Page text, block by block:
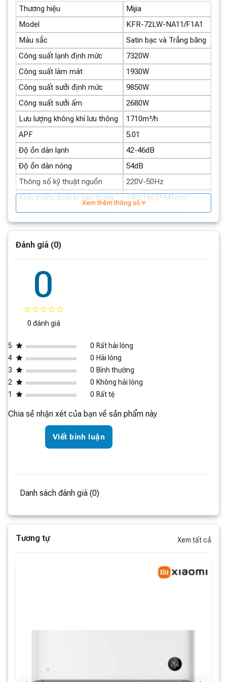
Gần đây, Điều Hòa Cây Xiaomi Mijia Pro KFR-72LW -
NA11/F1A1 3HP 27000BTU Model 2025 có thiết kế
đường nét ba chiều mượt mà, kết cấu kim loại bóng và
mặt kính có hình thức rất đẹp và được nâng cấp với
cảm ứng đủ màu. điều khiển. Màn hình và hiệu ứng đèn
nước đang chảy cho phép bạn xem trực quan trạng thái
đang chạy cũng như sự kết hợp giữa hình thức và tính
thẩm mỹ công nghệ.
Nâng cấp lớn nhất là hệ thống cung cấp không khí độc
lập bốn vùng hai mặt, công suất cung cấp không khí
cảm giác gió khác nhau. Nó cũng hỗ trợ cung cấp
không khí góc lớn 160° và lượng cung cấp không khí
siêu lớn 1710m³. /h, giúp không gian trong nhà dễ chịu
Thương hiệu
Mijia
Model
KFR-72LW-NA11/F1A1
Màu sắc
Satin bạc và Trắng băng
Công suất lạnh định mức
7320W
Công suất làm mát
1930W
Công suất sưởi định mức
9850W
Công suất sưởi ấm
2680W
Lưu lượng không khí lưu thông
1710m³/h
APF
5.01
Độ ồn dàn lạnh
42-46dB
Độ ồn dàn nóng
54dB
Thông số kỹ thuật nguồn
220V-50Hz
Kích thước thiết bị bên trong
340*1863*441mm
Kích thước thiết bị bên ngoài
943*670*396mm
Xem thêm thông số
Đánh giá (0)
0
0 đánh giá
5 0 Rất hài lòng
4
0 Hài lòng
3
0 Bình thường
2
0 Không hài lòng
1
0 Rất tệ
Chia sẻ nhận xét của bạn về sản phẩm này
Viết bình luận
Danh sách đánh giá (0)
Tương tự Xem tất cả